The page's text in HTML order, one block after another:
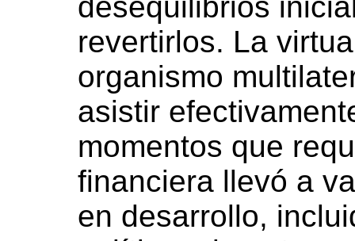
revertirlos. La
organismo
asistir
momentos que
financiera llevó a
en desarrollo,